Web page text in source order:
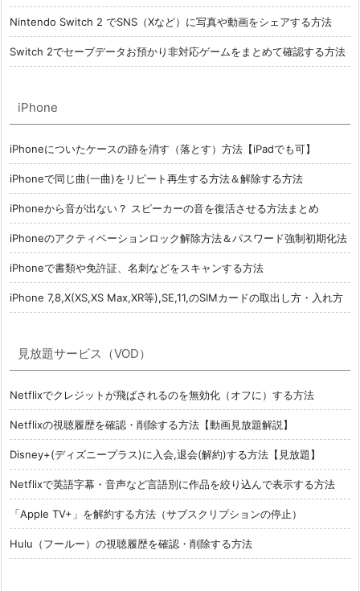
Nintendo Switch 2 でSNS（Xなど）に写真や動画をシェアする方法
Switch 2でセーブデータお預かり非対応ゲームをまとめて確認する方法
iPhone
iPhoneについたケースの跡を消す（落とす）方法【iPadでも可】
iPhoneで同じ曲(一曲)をリピート再生する方法＆解除する方法
iPhoneから音が出ない？ スピーカーの音を復活させる方法まとめ
iPhoneのアクティベーションロック解除方法＆パスワード強制初期化法
iPhoneで書類や免許証、名刺などをスキャンする方法
iPhone 7,8,X(XS,XS Max,XR等),SE,11,のSIMカードの取出し方・入れ方
見放題サービス（VOD）
Netflixでクレジットが飛ばされるのを無効化（オフに）する方法
Netflixの視聴履歴を確認・削除する方法【動画見放題解説】
Disney+(ディズニープラス)に入会,退会(解約)する方法【見放題】
Netflixで英語字幕・音声など言語別に作品を絞り込んで表示する方法
「Apple TV+」を解約する方法（サブスクリプションの停止）
Hulu（フールー）の視聴履歴を確認・削除する方法